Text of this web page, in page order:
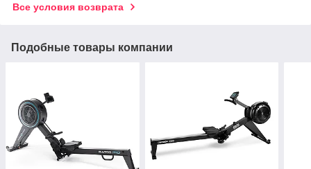
Все условия возврата
Подобные товары компании